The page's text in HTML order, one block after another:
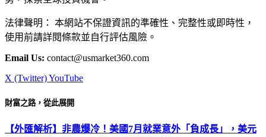
法律聲明： 本網站不保證資訊的準確性、完整性或即時性，
使用前請詳閱條款並自行評估風險。
Email Us: contact@usmarket360.com
X (Twitter)YouTube
財富之路，從此展開
【外匯解析】非農爆冷！美國7月就業意外「負成長」，美元